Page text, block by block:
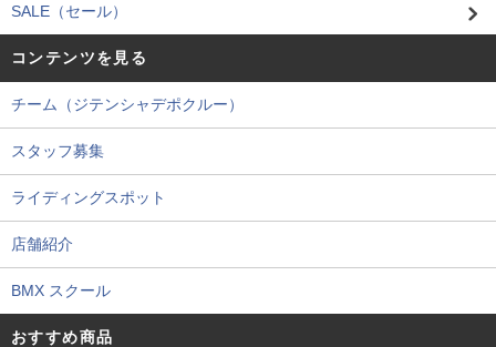
SALE（セール）
コンテンツを見る
チーム（ジテンシャデポクルー）
スタッフ募集
ライディングスポット
店舗紹介
BMX スクール
おすすめ商品